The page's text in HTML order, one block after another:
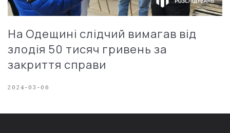
На Одещині слідчий вимагав від
злодія 50 тисяч гривень за
закриття справи
2024-03-06